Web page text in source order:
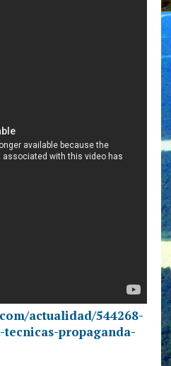
actualidad/544268-
propaganda-